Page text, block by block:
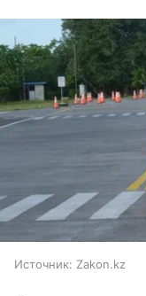
Источник: Zakon.kz